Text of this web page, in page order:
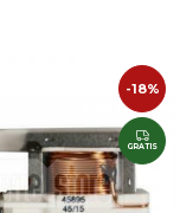
-18%
GRATIS